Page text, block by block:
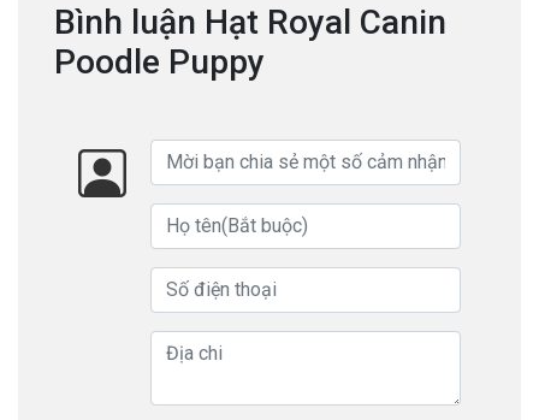
Bình luận Hạt Royal Canin
Poodle Puppy